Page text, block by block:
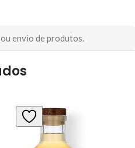
envio de produtos.